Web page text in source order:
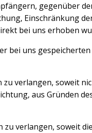
gegenüber
Einschränkung
bei uns erhoben
bei uns
verlangen, soweit
aus Gründen
verlangen, soweit